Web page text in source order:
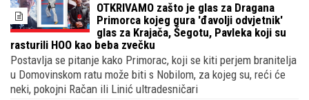
OTKRIVAMO zašto je glas za Dragana
Primorca kojeg gura 'đavolji odvjetnik'
glas za Krajača, Šegotu, Pavleka koji su
rasturili HOO kao beba zvečku
Postavlja se pitanje kako Primorac, koji se kiti perjem branitelja
u Domovinskom ratu može biti s Nobilom, za kojeg su, reći će
neki, pokojni Račan ili Linić ultradesničari